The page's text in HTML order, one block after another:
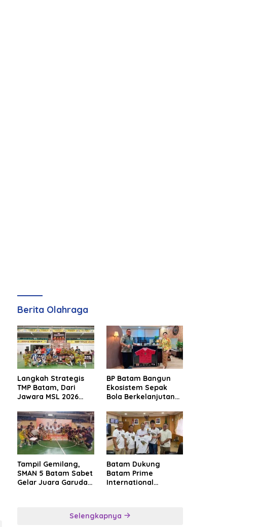
Berita Olahraga
Langkah Strategis
TMP Batam, Dari
Jawara MSL 2026
Internasional
BP Batam Bangun
Ekosistem Sepak
Bola Berkelanjutan
Premier FC
Tampil Gemilang,
SMAN 5 Batam Sabet
Gelar Juara Garuda
Batam Dukung
Batam Prime
International
Tourism dan
Selengkapnya